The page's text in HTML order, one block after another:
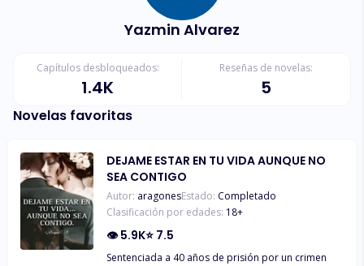
Yazmin Alvarez
Capítulos desbloqueados:
1.4K
Reseñas de novelas:
5
Novelas favoritas
DEJAME ESTAR EN TU VIDA AUNQUE NO
SEA CONTIGO
Autor: aragonesEstado: Completado
Clasificación por edades: 18+
👁5.9K⭐ 7.5
Sentenciada a 40 años de prisión por un crimen